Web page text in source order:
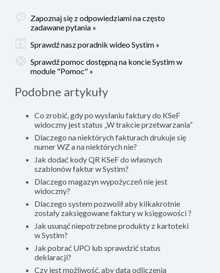
Zapoznaj się z odpowiedziami na często
zadawane pytania »
Sprawdź nasz poradnik wideo Systim »
Sprawdź pomoc dostępną na koncie Systim w
module "Pomoc" »
Podobne artykuły
Co zrobić, gdy po wysłaniu faktury do KSeF
widoczny jest status „W trakcie przetwarzania”
Dlaczego na niektórych fakturach drukuje się
numer WZ a na niektórych nie?
Jak dodać kody QR KSeF do własnych
szablonów faktur w Systim?
Dlaczego magazyn wypożyczeń nie jest
widoczny?
Dlaczego system pozwolił aby kilkakrotnie
zostały zaksięgowane faktury w księgowości ?
Jak usunąć niepotrzebne produkty z kartoteki
w Systim?
Jak pobrać UPO lub sprawdzić status
deklaracji?
Czy jest możliwość, aby data odliczenia